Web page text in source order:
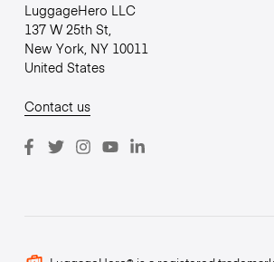
LuggageHero LLC
137 W 25th St,
New York, NY 10011
United States
Contact us